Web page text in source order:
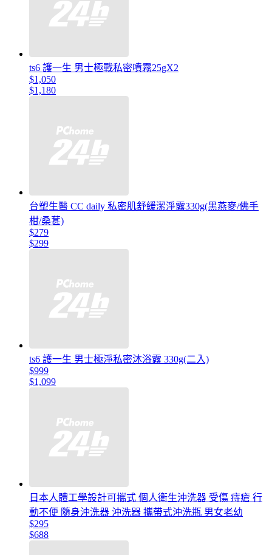
ts6 護一生 男士極戰私密噴霧25gX2
$1,050
$1,180
台塑生醫 CC daily 私密肌舒緩潔淨露330g(黑燕麥/佛手
柑/桑葚)
$279
$299
ts6 護一生 男士極淨私密沐浴露 330g(二入)
$999
$1,099
日本人體工學設計可攜式 個人衛生沖洗器 受傷 痔瘡 行
動不便 隨身沖洗器 沖洗器 攜帶式沖洗瓶 男女老幼
$295
$688